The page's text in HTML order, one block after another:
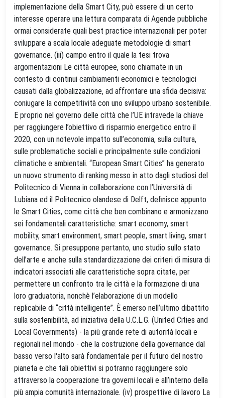
implementazione della Smart City, può essere di un certo
interesse operare una lettura comparata di Agende pubbliche
ormai considerate quali best practice internazionali per poter
sviluppare a scala locale adeguate metodologie di smart
governance. (iii) campo entro il quale la tesi trova
argomentazioni Le città europee, sono chiamate in un
contesto di continui cambiamenti economici e tecnologici
causati dalla globalizzazione, ad affrontare una sfida decisiva:
coniugare la competitività con uno sviluppo urbano sostenibile.
E proprio nel governo delle città che l’UE intravede la chiave
per raggiungere l’obiettivo di risparmio energetico entro il
2020, con un notevole impatto sull’economia, sulla cultura,
sulle problematiche sociali e principalmente sulle condizioni
climatiche e ambientali. “European Smart Cities” ha generato
un nuovo strumento di ranking messo in atto dagli studiosi del
Politecnico di Vienna in collaborazione con l’Università di
Lubiana ed il Politecnico olandese di Delft, definisce appunto
le Smart Cities, come città che ben combinano e armonizzano
sei fondamentali caratteristiche: smart economy, smart
mobility, smart environment, smart people, smart living, smart
governance. Si presuppone pertanto, uno studio sullo stato
dell’arte e anche sulla standardizzazione dei criteri di misura di
indicatori associati alle caratteristiche sopra citate, per
permettere un confronto tra le città e la formazione di una
loro graduatoria, nonchè l’elaborazione di un modello
replicabile di “città intelligente”. È emerso nell’ultimo dibattito
sulla sostenibilità, ad iniziativa della U.C.L.G. (United Cities and
Local Governments) - la più grande rete di autorità locali e
regionali nel mondo - che la costruzione della governance dal
basso verso l'alto sarà fondamentale per il futuro del nostro
pianeta e che tali obiettivi si potranno raggiungere solo
attraverso la cooperazione tra governi locali e all’interno della
più ampia comunità internazionale. (iv) prospettive di lavoro La